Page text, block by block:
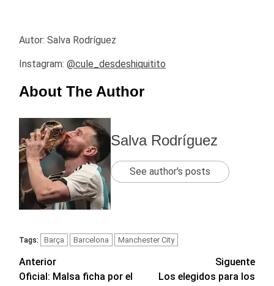
Autor: Salva Rodríguez
Instagram: @cule_desdeshiquitito
About The Author
Salva Rodríguez
See author's posts
Tags: Barça Barcelona Manchester City
Navegación
Anterior
Oficial: Malsa ficha por el
Siguente
Los elegidos para los